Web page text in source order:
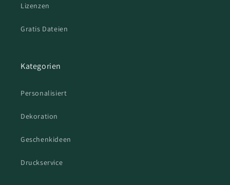
Lizenzen
Gratis Dateien
Kategorien
Personalisiert
Dekoration
Geschenkideen
Druckservice